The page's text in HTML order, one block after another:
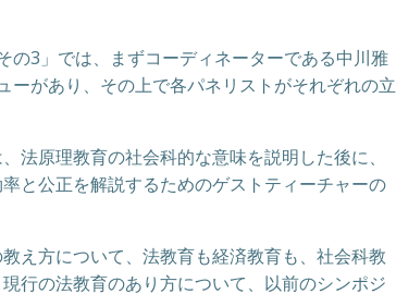
3」では、まずコーディネーターである中川雅
があり、その上で各パネリストがそれぞれの立
原理教育の社会科的な意味を説明した後に、
と公正を解説するためのゲストティーチャーの
え方について、法教育も経済教育も、社会科教
行の法教育のあり方について、以前のシンポジ